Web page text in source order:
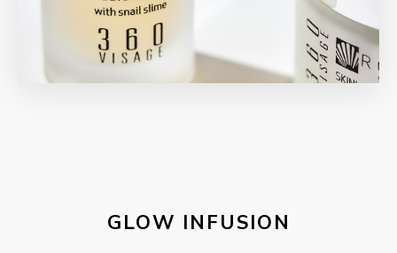
GLOW INFUSION